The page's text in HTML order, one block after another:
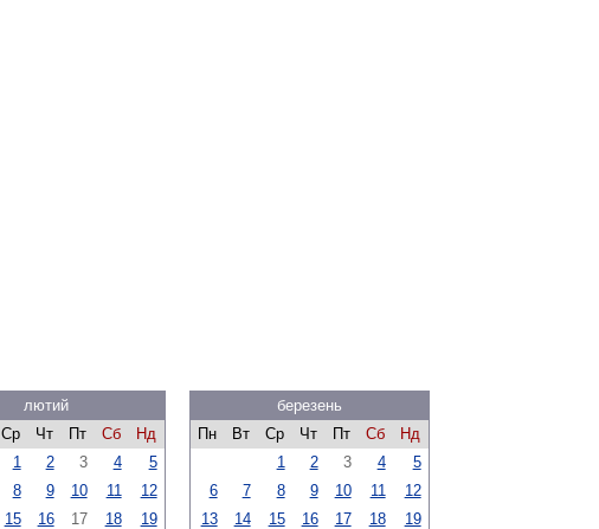
лютий
Ср Чт Пт Сб
Нд
1
2 3 4
5
8 9 10 11
12
15 16 17 18
19
березень
Пн
Вт Ср Чт Пт Сб
Нд
1
2 3 4
5
6
7 8 9 10 11
12
13
14 15 16 17 18
19